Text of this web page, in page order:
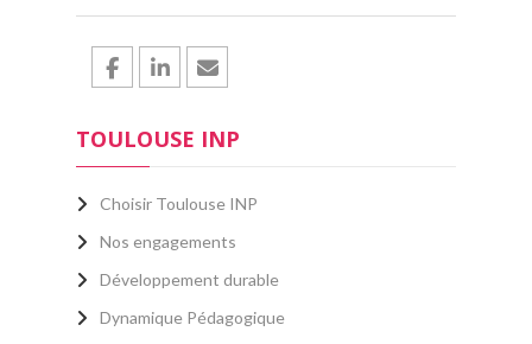
TOULOUSE INP
Choisir Toulouse INP
Nos engagements
Développement durable
Dynamique Pédagogique